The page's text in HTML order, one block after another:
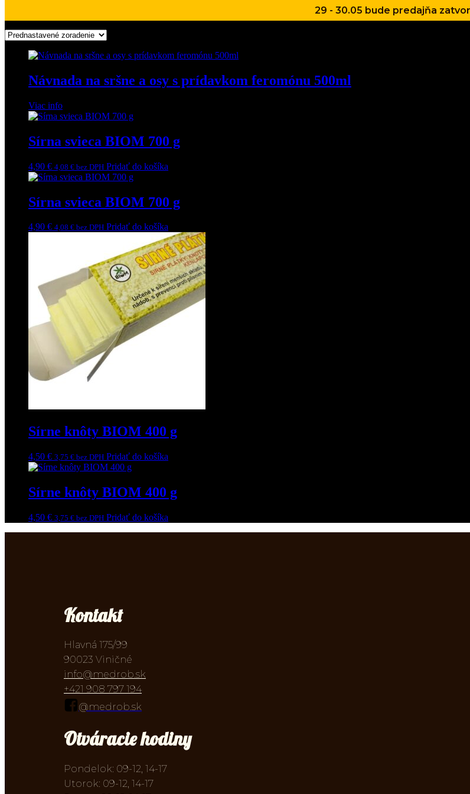
29 - 30.05 bude predajňa
Návnada na sršne a osy s prídavkom feromónu 500ml
Viac info
Sírna svieca BIOM 700 g
4,90 € 4,08 € bez DPH Pridať do košíka
Sírna svieca BIOM 700 g
4,90 € 4,08 € bez DPH Pridať do košíka
Sírne knôty BIOM 400 g
4,50 € 3,75 € bez DPH Pridať do košíka
Sírne knôty BIOM 400 g
4,50 € 3,75 € bez DPH Pridať do košíka
Kontakt
Hlavná 175/99
90023 Viničné
info@medrob.sk
+421 908 797 194
@medrob.sk
Otváracie hodiny
Pondelok: 09-12, 14-17
Utorok: 09-12, 14-17